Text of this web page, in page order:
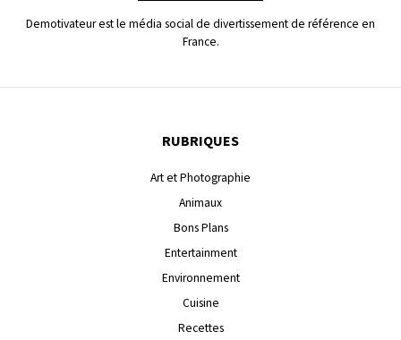
Demotivateur est le média social de divertissement de référence en
France.
RUBRIQUES
Art et Photographie
Animaux
Bons Plans
Entertainment
Environnement
Cuisine
Recettes